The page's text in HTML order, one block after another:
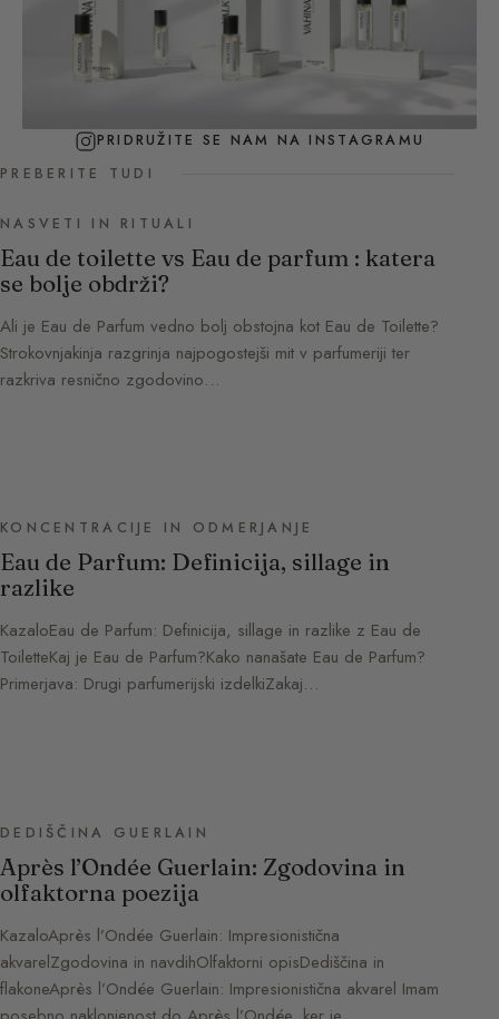
PRIDRUŽITE SE NAM NA INSTAGRAMU
PREBERITE TUDI
NASVETI IN RITUALI
Eau de toilette vs Eau de parfum : katera
se bolje obdrži?
Ali je Eau de Parfum vedno bolj obstojna kot Eau de Toilette?
Strokovnjakinja razgrinja najpogostejši mit v parfumeriji ter
razkriva resnično zgodovino…
KONCENTRACIJE IN ODMERJANJE
Eau de Parfum: Definicija, sillage in
razlike
KazaloEau de Parfum: Definicija, sillage in razlike z Eau de
ToiletteKaj je Eau de Parfum?Kako nanašate Eau de Parfum?
Primerjava: Drugi parfumerijski izdelkiZakaj…
DEDIŠČINA GUERLAIN
Après l’Ondée Guerlain: Zgodovina in
olfaktorna poezija
KazaloAprès l’Ondée Guerlain: Impresionistična
akvarelZgodovina in navdihOlfaktorni opisDediščina in
flakoneAprès l’Ondée Guerlain: Impresionistična akvarel Imam